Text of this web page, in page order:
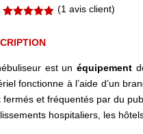
basé sur
client
(1avis client)
est unéquipement
fonctionne à l’aide d’un
fermés et fréquentés par du
hospitaliers, les